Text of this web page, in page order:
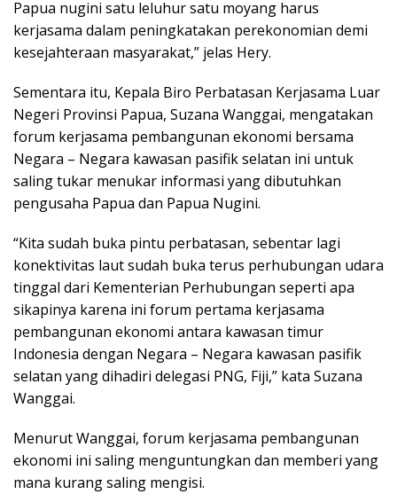
Papua nugini satu leluhur satu moyang harus
kerjasama dalam peningkatakan perekonomian demi
kesejahteraan masyarakat,” jelas Hery.
Sementara itu, Kepala Biro Perbatasan Kerjasama Luar
Negeri Provinsi Papua, Suzana Wanggai, mengatakan
forum kerjasama pembangunan ekonomi bersama
Negara – Negara kawasan pasifik selatan ini untuk
saling tukar menukar informasi yang dibutuhkan
pengusaha Papua dan Papua Nugini.
“Kita sudah buka pintu perbatasan, sebentar lagi
konektivitas laut sudah buka terus perhubungan udara
tinggal dari Kementerian Perhubungan seperti apa
sikapinya karena ini forum pertama kerjasama
pembangunan ekonomi antara kawasan timur
Indonesia dengan Negara – Negara kawasan pasifik
selatan yang dihadiri delegasi PNG, Fiji,” kata Suzana
Wanggai.
Menurut Wanggai, forum kerjasama pembangunan
ekonomi ini saling menguntungkan dan memberi yang
mana kurang saling mengisi.